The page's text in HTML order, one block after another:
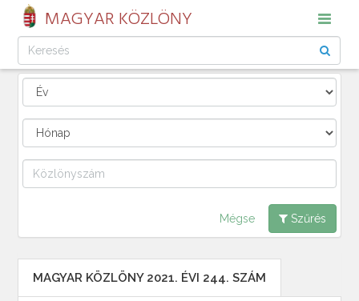
MAGYAR KÖZLÖNY
Mégse Szűrés
MAGYAR KÖZLÖNY 2021. ÉVI 244. SZÁM